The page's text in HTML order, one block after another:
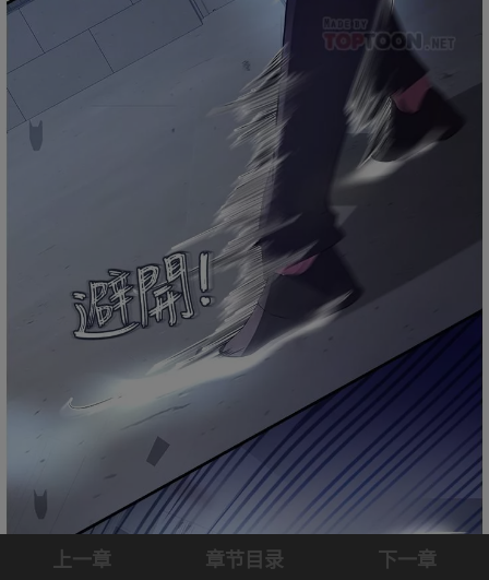
上一章 章节目录 下一章